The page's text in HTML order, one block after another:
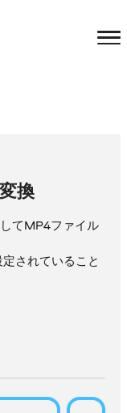
換
てMP4ファイル
されていること